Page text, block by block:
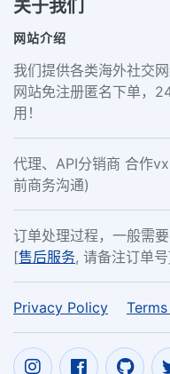
关于我们
网站介绍
我们提供各类海外社交
网站免注册匿名下单，
用！
代理、API分销商 合作
前商务沟通)
订单处理过程，一般需
[售后服务, 请备注订单
Privacy Policy